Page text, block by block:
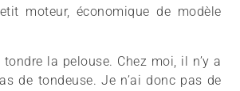
moteur, économique de modèle
la pelouse. Chez moi, il n’y a
de tondeuse. Je n’ai donc pas de